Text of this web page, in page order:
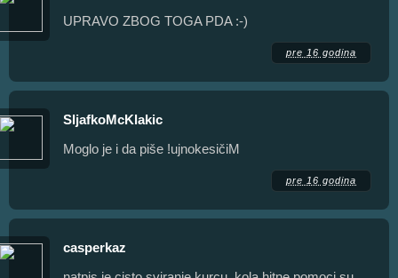
UPRAVO ZBOG TOGA PDA :-)
pre 16 godina
SljafkoMcKlakic
Moglo je i da piše !ujnokesičiM
pre 16 godina
casperkaz